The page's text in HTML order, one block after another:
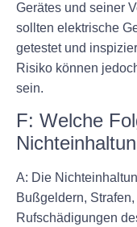
Gerätes und seiner
sollten elektrische
getestet und
Risiko können
sein.
F: Welche
A: Die
Bußgeldern,
Rufschädigungen